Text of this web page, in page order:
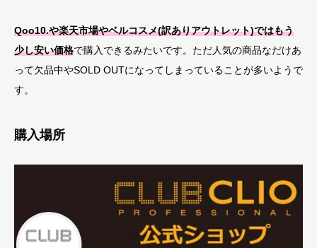
Qoo10.や楽天市場やベルコスメ(訳ありアウトレット)ではもう
少し安い価格で購入できるみたいです。ただ人気の商品なだけあ
って欠品中やSOLD OUTになってしまっていることが多いようで
す。
購入場所